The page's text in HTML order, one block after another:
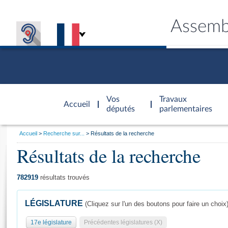
Accueil
d'accueil
Vos
députés
Travaux
parlementaires
Général
Vous
Accueil Recherche sur... Résultats de la recherche
Résultats de la recherche
782919 résultats trouvés
LÉGISLATURE (Cliquez sur l'un des boutons pour faire un choix)
17e législature Précédentes législatures (X)